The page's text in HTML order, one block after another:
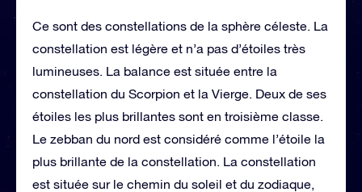
Ce sont des constellations de la sphère céleste. La
constellation est légère et n’a pas d’étoiles très
lumineuses. La balance est située entre la
constellation du Scorpion et la Vierge. Deux de ses
étoiles les plus brillantes sont en troisième classe.
Le zebban du nord est considéré comme l’étoile la
plus brillante de la constellation. La constellation
est située sur le chemin du soleil et du zodiaque,